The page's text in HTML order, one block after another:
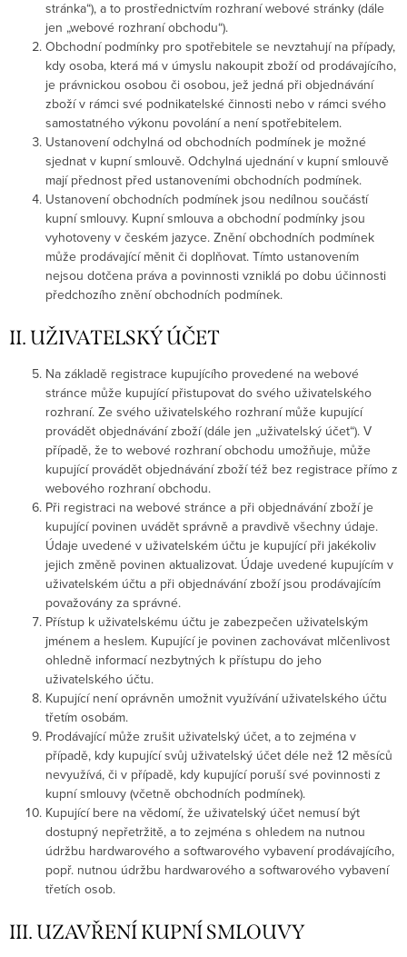
stránka“), a to prostřednictvím rozhraní webové stránky (dále
jen „webové rozhraní obchodu“).
Obchodní podmínky pro spotřebitele se nevztahují na případy,
kdy osoba, která má v úmyslu nakoupit zboží od prodávajícího,
je právnickou osobou či osobou, jež jedná při objednávání
zboží v rámci své podnikatelské činnosti nebo v rámci svého
samostatného výkonu povolání a není spotřebitelem.
Ustanovení odchylná od obchodních podmínek je možné
sjednat v kupní smlouvě. Odchylná ujednání v kupní smlouvě
mají přednost před ustanoveními obchodních podmínek.
Ustanovení obchodních podmínek jsou nedílnou součástí
kupní smlouvy. Kupní smlouva a obchodní podmínky jsou
vyhotoveny v českém jazyce. Znění obchodních podmínek
může prodávající měnit či doplňovat. Tímto ustanovením
nejsou dotčena práva a povinnosti vzniklá po dobu účinnosti
předchozího znění obchodních podmínek.
II. UŽIVATELSKÝ ÚČET
Na základě registrace kupujícího provedené na webové
stránce může kupující přistupovat do svého uživatelského
rozhraní. Ze svého uživatelského rozhraní může kupující
provádět objednávání zboží (dále jen „uživatelský účet“). V
případě, že to webové rozhraní obchodu umožňuje, může
kupující provádět objednávání zboží též bez registrace přímo z
webového rozhraní obchodu.
Při registraci na webové stránce a při objednávání zboží je
kupující povinen uvádět správně a pravdivě všechny údaje.
Údaje uvedené v uživatelském účtu je kupující při jakékoliv
jejich změně povinen aktualizovat. Údaje uvedené kupujícím v
uživatelském účtu a při objednávání zboží jsou prodávajícím
považovány za správné.
Přístup k uživatelskému účtu je zabezpečen uživatelským
jménem a heslem. Kupující je povinen zachovávat mlčenlivost
ohledně informací nezbytných k přístupu do jeho
uživatelského účtu.
Kupující není oprávněn umožnit využívání uživatelského účtu
třetím osobám.
Prodávající může zrušit uživatelský účet, a to zejména v
případě, kdy kupující svůj uživatelský účet déle než 12 měsíců
nevyužívá, či v případě, kdy kupující poruší své povinnosti z
kupní smlouvy (včetně obchodních podmínek).
Kupující bere na vědomí, že uživatelský účet nemusí být
dostupný nepřetržitě, a to zejména s ohledem na nutnou
údržbu hardwarového a softwarového vybavení prodávajícího,
popř. nutnou údržbu hardwarového a softwarového vybavení
třetích osob.
III. UZAVŘENÍ KUPNÍ SMLOUVY